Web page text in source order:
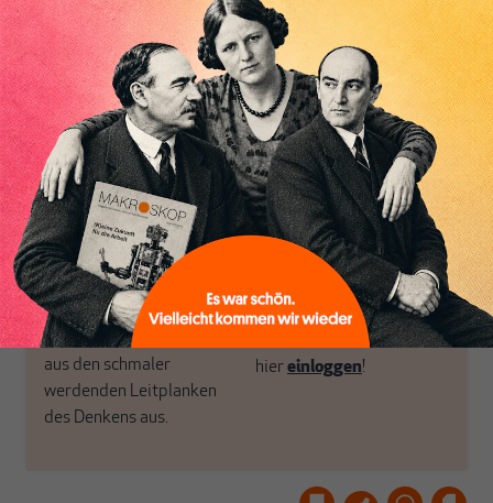
Inhaltsverzeichnis
Perspektive und ist damit
in Deutschland einzigartig.
MAKROSKOP steht für
das große Ganze. Wir
haben einen Blick auf
Geld, Wirtschaft und
Politik, den Sie so
woanders nicht finden.
Dabei leben wir von
unseren Autoren, ihren
Recherchen, ihrem Wissen
und ihrem Enthusiasmus.
Gemeinsam scheren wir
aus den schmaler
werdenden Leitplanken
des Denkens aus.
öffnen Fenster und
bringen frische Luft in die
engen und verstaubten
Debattenräume.
Brauchen Sie auch frische
Luft? Dann folgen Sie
einfach dem Button.
ABONNIEREN SIE
MAKROSKOP
Schon Abonnent? Dann
hiereinloggen!